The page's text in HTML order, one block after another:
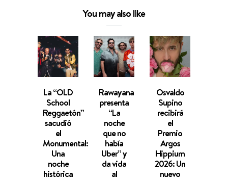
You may also like
La “OLD
School
Reggaetón”
sacudió
el
Monumental:
Una
noche
histórica
Rawayana
presenta
“La
noche
que no
había
Uber” y
da vida
al
Osvaldo
Supino
recibirá
el
Premio
Argos
Hippium
2026: Un
nuevo